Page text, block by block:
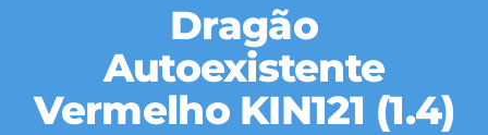
Dragão
Autoexistente
Vermelho KIN121 (1.4)